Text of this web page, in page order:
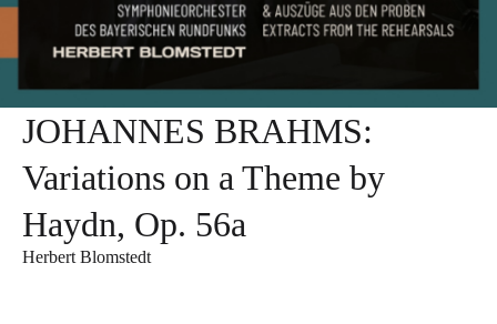
JOHANNES BRAHMS:
Variations on a Theme by
Haydn, Op. 56a
Herbert Blomstedt